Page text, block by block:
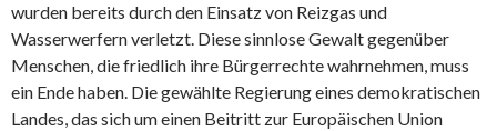
wurden bereits durch den Einsatz von Reizgas und
Wasserwerfern verletzt. Diese sinnlose Gewalt gegenüber
Menschen, die friedlich ihre Bürgerrechte wahrnehmen, muss
ein Ende haben. Die gewählte Regierung eines demokratischen
Landes, das sich um einen Beitritt zur Europäischen Union